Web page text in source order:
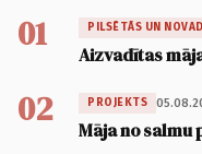
01 PILSĒTĀS UN
Aizvadītas
02 PROJEKTS
Māja no